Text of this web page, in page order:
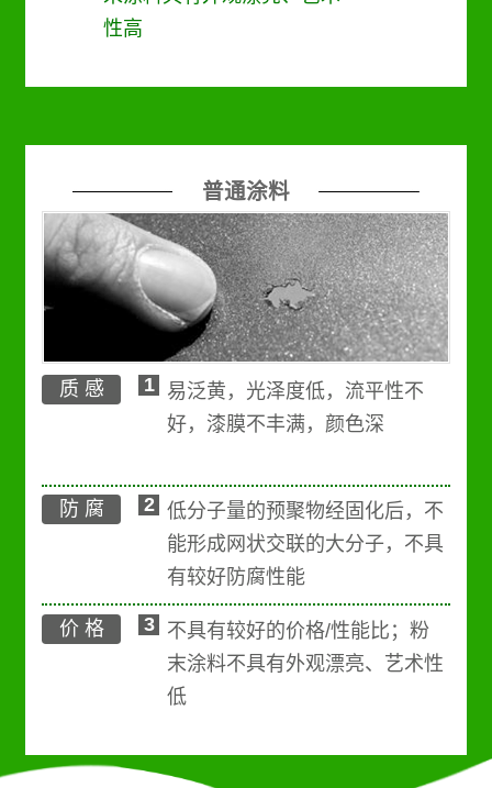
性高
普通涂料
质 感 1
易泛黄，光泽度低，流平性不
好，漆膜不丰满，颜色深
防 腐 2 低分子量的预聚物经固化后，不
能形成网状交联的大分子，不具
有较好防腐性能
价 格 3
不具有较好的价格/性能比；粉
末涂料不具有外观漂亮、艺术性
低